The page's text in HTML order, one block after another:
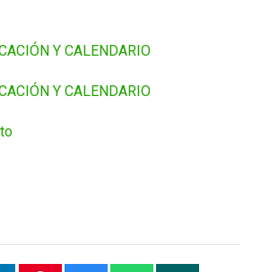
Y CALENDARIO
Y CALENDARIO